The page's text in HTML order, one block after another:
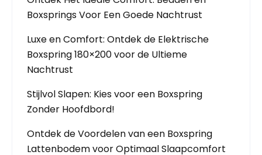
Boxsprings Voor Een Goede Nachtrust
Luxe en Comfort: Ontdek de Elektrische
Boxspring 180×200 voor de Ultieme
Nachtrust
Stijlvol Slapen: Kies voor een Boxspring
Zonder Hoofdbord!
Ontdek de Voordelen van een Boxspring
Lattenbodem voor Optimaal Slaapcomfort